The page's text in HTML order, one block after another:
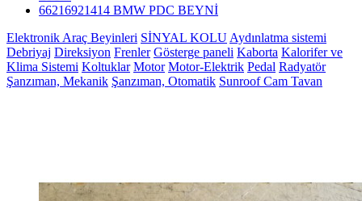
66216921414 BMW PDC BEYNİ
Elektronik Araç Beyinleri SİNYAL KOLU Aydınlatma sistemi
Debriyaj Direksiyon Frenler Gösterge paneli Kaborta Kalorifer ve
Klima Sistemi Koltuklar Motor Motor-Elektrik Pedal Radyatör
Şanzıman, Mekanik Şanzıman, Otomatik Sunroof Cam Tavan